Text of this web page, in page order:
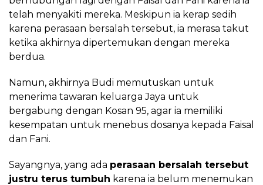
telah menyakiti mereka. Meskipun ia kerap sedih
karena perasaan bersalah tersebut, ia merasa takut
ketika akhirnya dipertemukan dengan mereka
berdua.
Namun, akhirnya Budi memutuskan untuk
menerima tawaran keluarga Jaya untuk
bergabung dengan Kosan 95, agar ia memiliki
kesempatan untuk menebus dosanya kepada Faisal
dan Fani.
Sayangnya, yang ada perasaan bersalah tersebut
justru terus tumbuh karena ia belum menemukan